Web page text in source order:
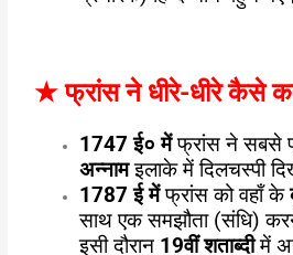
★फ्रांस ने धीरे-धीरे कैसे
1747ई० मेंफ्रांस ने सबसे
अन्नामइलाके में दिलचस्पी
1787ई मेंफ्रांस को वहाँ के
साथ एक समझौता (संधि)
इसी दौरान 19वीं शताब्दीमें